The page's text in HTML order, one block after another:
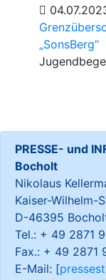
„SonsBerg“
PRESSE- und
Bocholt
Nikolaus
Kaiser-Wilhelm-
D-46395
Tel.: + 49 2871
Fax.: + 49 2871
E-Mail: [